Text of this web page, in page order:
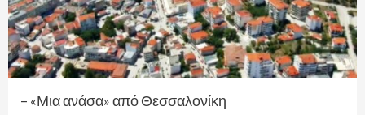
– «Μια ανάσα» από Θεσσαλονίκη